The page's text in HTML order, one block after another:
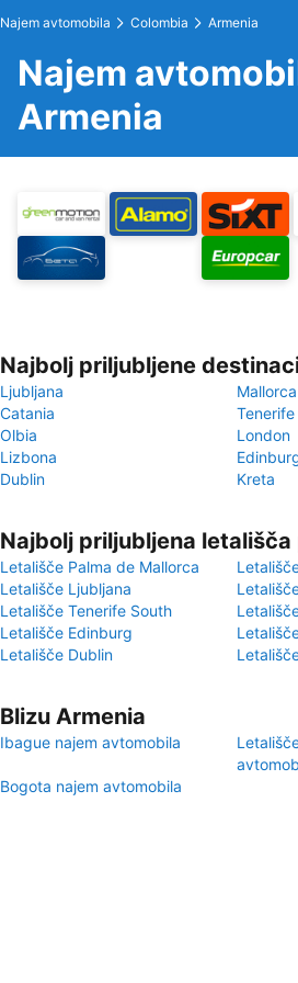
Najem avtomobila Colombia Armenia
Najem
Armenia
Najbolj priljubljene
Ljubljana
Mallorca
Catania
Tenerife
Olbia
London
Lizbona
Dublin
Kreta
Najbolj priljubljena
Letališče Palma de Mallorca
Letališče Ljubljana
Letališče Tenerife South
Letališče Edinburg
Letališče Dublin
Blizu Armenia
Ibague najem avtomobila
Bogota najem avtomobila